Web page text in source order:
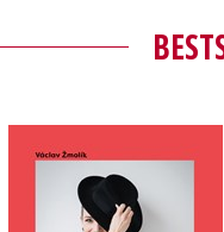
Tereza Kostková
Václav Žmolík
,
Tereza Kostková